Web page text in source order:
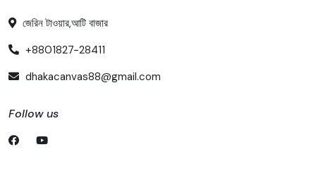
জেরিন টাওয়ার,আটি বাজার
+8801827-28411
dhakacanvas88@gmail.com
Follow us